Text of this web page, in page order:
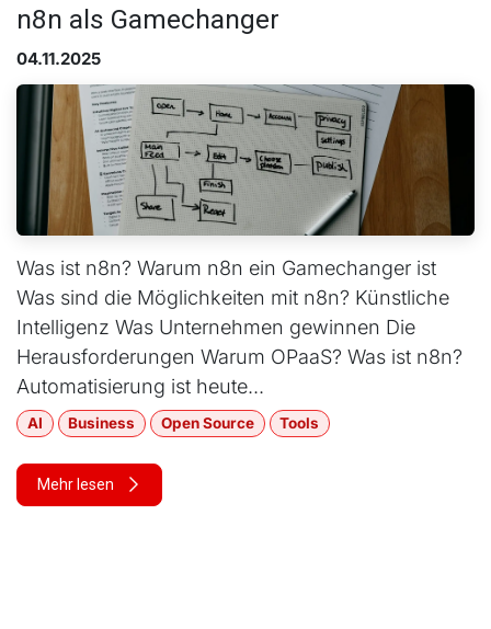
n8n als Gamechanger
04.11.2025
Was ist n8n? Warum n8n ein Gamechanger ist
Was sind die Möglichkeiten mit n8n? Künstliche
Intelligenz Was Unternehmen gewinnen Die
Herausforderungen Warum OPaaS? Was ist n8n?
Automatisierung ist heute...
AI Business Open Source Tools
Mehr lesen